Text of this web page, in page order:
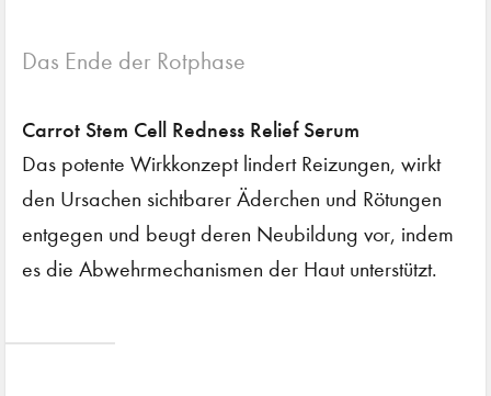
Das Ende der Rotphase
Carrot Stem Cell Redness Relief Serum
Das potente Wirkkonzept lindert Reizungen, wirkt
den Ursachen sichtbarer Äderchen und Rötungen
entgegen und beugt deren Neubildung vor, indem
es die Abwehrmechanismen der Haut unterstützt.